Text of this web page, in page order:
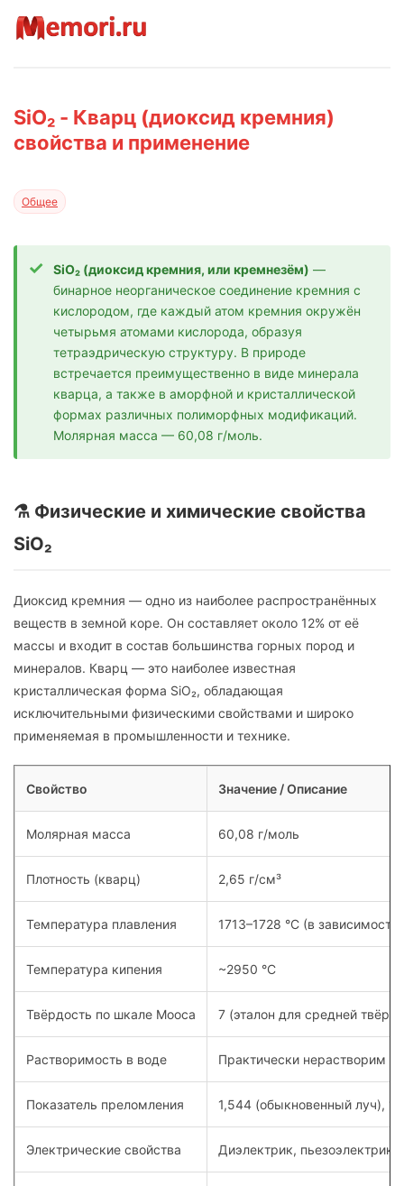
SiO₂ - Кварц (диоксид кремния)
свойства и применение
Общее
SiO₂ (диоксид кремния, или кремнезём) —
бинарное неорганическое соединение кремния с
кислородом, где каждый атом кремния окружён
четырьмя атомами кислорода, образуя
тетраэдрическую структуру. В природе
встречается преимущественно в виде минерала
кварца, а также в аморфной и кристаллической
формах различных полиморфных модификаций.
Молярная масса — 60,08 г/моль.
⚗️ Физические и химические свойства
SiO₂
Диоксид кремния — одно из наиболее распространённых
веществ в земной коре. Он составляет около 12% от её
массы и входит в состав большинства горных пород и
минералов. Кварц — это наиболее известная
кристаллическая форма SiO₂, обладающая
исключительными физическими свойствами и широко
применяемая в промышленности и технике.
Свойство Значение / Описание
Молярная масса 60,08 г/моль
Плотность (кварц) 2,65 г/см³
Температура плавления 1713–1728 °C (в
Температура кипения ~2950 °C
Твёрдость по шкале Мооса 7 (эталон для средней
Растворимость в воде Практически нерастворим
Показатель преломления 1,544 (обыкновенный луч),
Электрические свойства Диэлектрик, пьезоэлектрик